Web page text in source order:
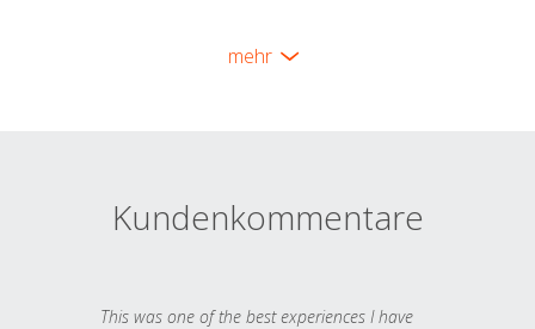
mehr
Kundenkommentare
This was one of the best experiences I have